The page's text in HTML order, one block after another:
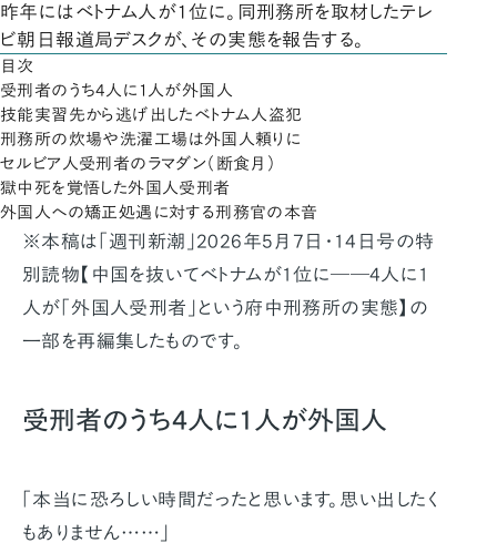
昨年にはベトナム人が１位に。同刑務所を取材したテレ
ビ朝日報道局デスクが、その実態を報告する。
目次
受刑者のうち4人に1人が外国人
技能実習先から逃げ出したベトナム人盗犯
刑務所の炊場や洗濯工場は外国人頼りに
セルビア人受刑者のラマダン（断食月）
獄中死を覚悟した外国人受刑者
外国人への矯正処遇に対する刑務官の本音
※本稿は「週刊新潮」2026年5月7日・14日号の特
別読物【中国を抜いてベトナムが1位に――4人に1
人が「外国人受刑者」という府中刑務所の実態】の
一部を再編集したものです。
受刑者のうち4人に1人が外国人
「本当に恐ろしい時間だったと思います。思い出したく
もありません……」